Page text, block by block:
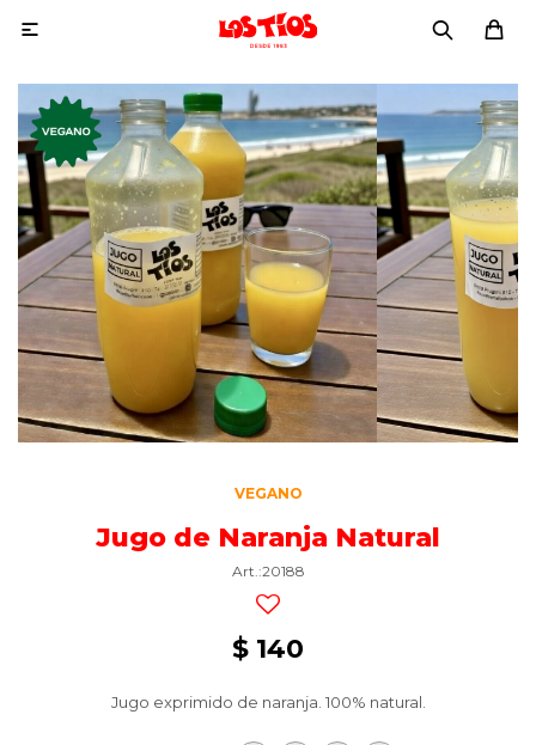

VEGANO
Jugo de Naranja Natural
20188
$ 140
Jugo exprimido de naranja. 100% natural.